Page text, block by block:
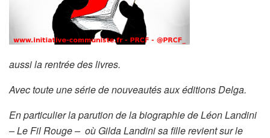
aussi la rentrée des livres.
Avec toute une série de nouveautés aux éditions Delga.
En particulier la parution de la biographie de Léon Landini
– Le Fil Rouge – où Gilda Landini sa fille revient sur le